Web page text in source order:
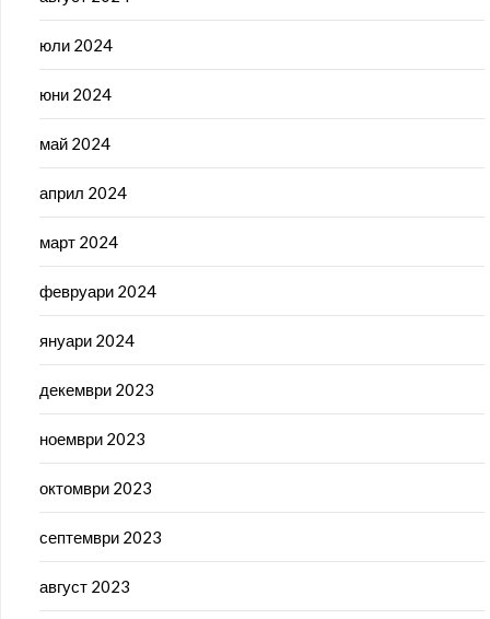
юли 2024
юни 2024
май 2024
април 2024
март 2024
февруари 2024
януари 2024
декември 2023
ноември 2023
октомври 2023
септември 2023
август 2023